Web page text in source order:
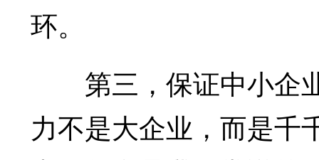
环。
第三，保证中小企
力不是大企业，而是千